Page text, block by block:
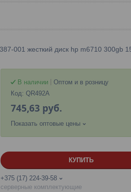
В наличии
Оптом и в розницу
Код: QR492A
745,63 руб.
Показать оптовые цены
КУПИТЬ
+375 (17) 224-39-58
серверные комплектующие